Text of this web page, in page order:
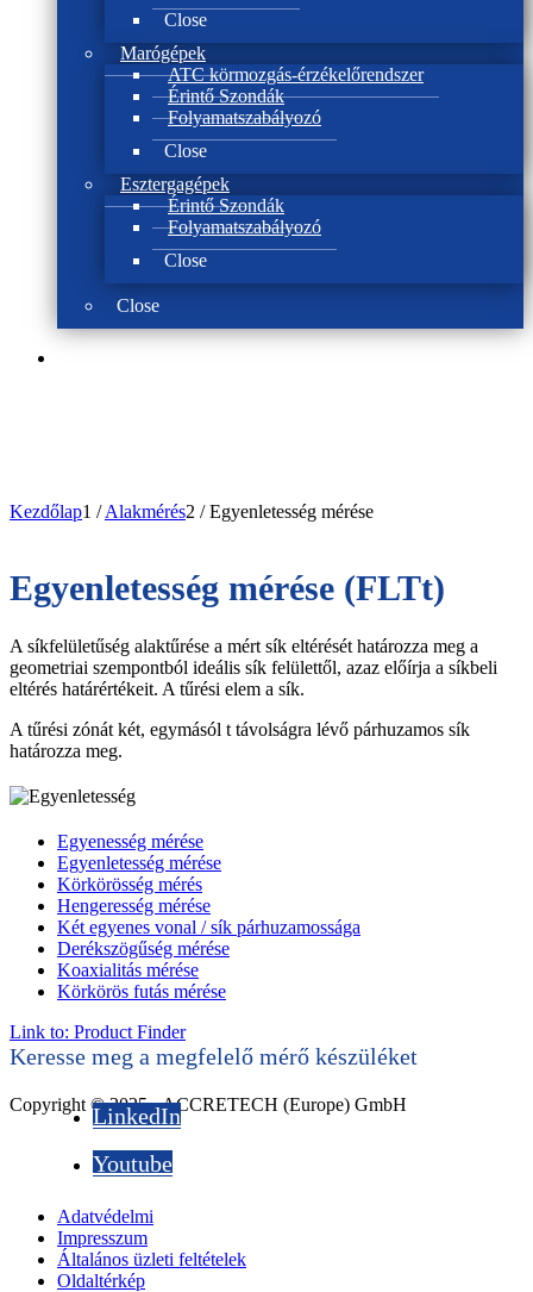
Close
Marógépek
ATC körmozgás-érzékelőrendszer
Érintő Szondák
Folyamatszabályozó
Close
Esztergagépek
Érintő Szondák
Folyamatszabályozó
Close
Close
Kezdőlap1 / Alakmérés2 / Egyenletesség mérése
Egyenletesség mérése (FLTt)
A síkfelületűség alaktűrése a mért sík eltérését határozza meg a
geometriai szempontból ideális sík felülettől, azaz előírja a síkbeli
eltérés határértékeit. A tűrési elem a sík.
A tűrési zónát két, egymásól t távolságra lévő párhuzamos sík
határozza meg.
Egyenesség mérése
Egyenletesség mérése
Körkörösség mérés
Hengeresség mérése
Két egyenes vonal / sík párhuzamossága
Derékszögűség mérése
Koaxialitás mérése
Körkörös futás mérése
Link to: Product Finder
Keresse meg a megfelelő mérő készüléket
Copyright © 2025 - ACCRETECH (Europe) GmbH
LinkedIn
Youtube
Adatvédelmi
Impresszum
Általános üzleti feltételek
Oldaltérkép